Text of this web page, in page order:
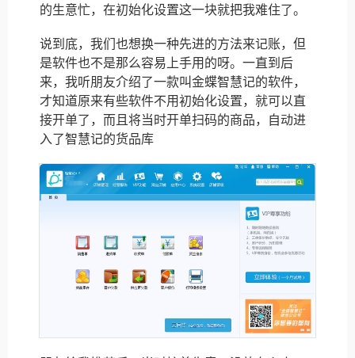
的生意忙，在初始化设置这一块就把我难住了。
说到底，我们也想换一种先进的方法来记账，但
是软件也不是那么容易上手用的呀。一直到后
来，我听朋友介绍了一款叫金蝶智慧记的软件，
才知道原来有些软件不用初始化设置，就可以直
接开单了，而且将当时开单扫码的商品，自动进
入了智慧记的货品库